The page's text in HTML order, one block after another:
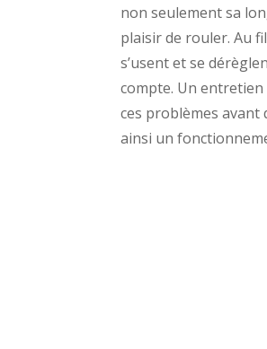
non seulement sa
plaisir de rouler. Au
s’usent et se
compte. Un
ces problèmes avant
ainsi un